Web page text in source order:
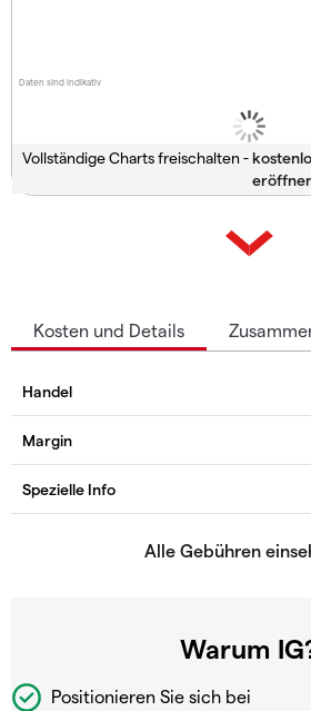
Daten sind indikativ
Vollständige Charts freischalten -
Kosten und Details
Warum
Positionieren Sie sich bei